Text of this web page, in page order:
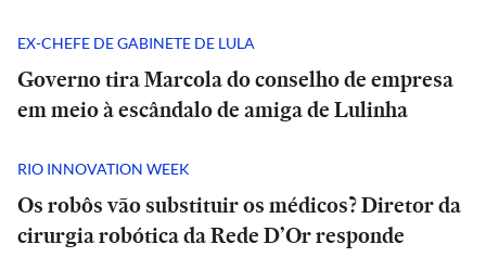
EX-CHEFE DE GABINETE DE LULA
Governo tira Marcola do conselho de empresa
em meio à escândalo de amiga de Lulinha
RIO INNOVATION WEEK
Os robôs vão substituir os médicos? Diretor da
cirurgia robótica da Rede D’Or responde